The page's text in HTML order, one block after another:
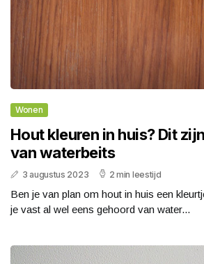
Wonen
Hout kleuren in huis? Dit
van waterbeits
3 augustus 2023 2 min leestijd
Ben je van plan om hout in huis een
je vast al wel eens gehoord van water...